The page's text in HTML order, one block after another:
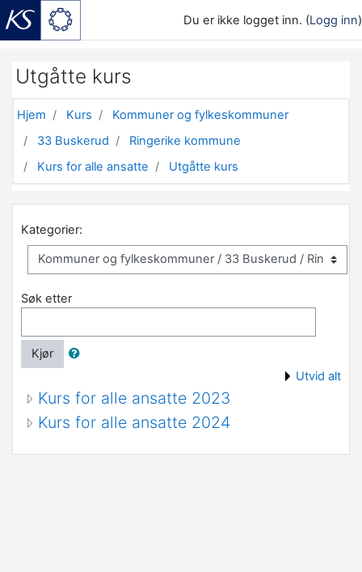
Du er ikke logget inn. (Logg inn)
Utgåtte kurs
Hjem Kurs
Kommuner og fylkeskommuner
33 Buskerud
Ringerike kommune
Kurs for alle ansatte
Utgåtte kurs
Kategorier:
Søk etter
Kjør
Utvid alt
Kurs for alle ansatte 2023
Kurs for alle ansatte 2024